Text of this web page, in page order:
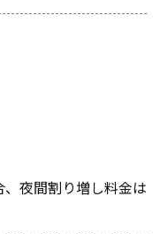
夜間割り増し料金は